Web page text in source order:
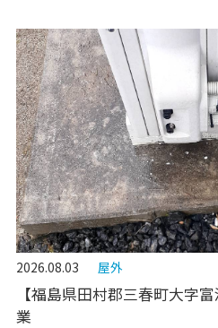
2026.08.03 屋外
【福島県田村郡三春町大字
業